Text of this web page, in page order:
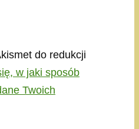
do redukcji
w jaki sposób
Twoich